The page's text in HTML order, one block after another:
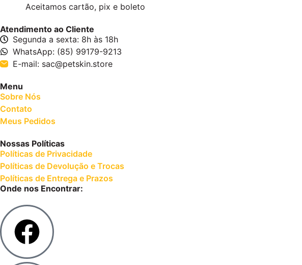
Aceitamos cartão, pix e boleto
Atendimento ao Cliente
Segunda a sexta: 8h às 18h
WhatsApp: (85) 99179-9213
E-mail: sac@petskin.store
Menu
Sobre Nós
Contato
Meus Pedidos
Nossas Políticas
Políticas de Privacidade
Políticas de Devolução e Trocas
Políticas de Entrega e Prazos
Onde nos Encontrar: